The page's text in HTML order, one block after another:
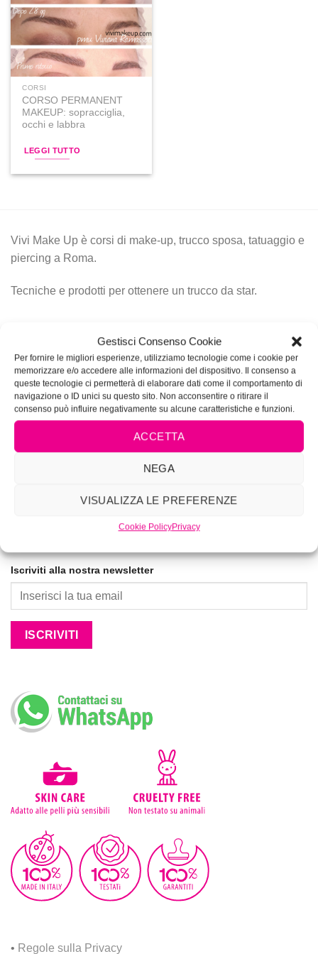
Gestisci Consenso Cookie
Per fornire le migliori esperienze, utilizziamo tecnologie come i cookie per
memorizzare e/o accedere alle informazioni del dispositivo. Il consenso a
queste tecnologie ci permetterà di elaborare dati come il comportamento di
navigazione o ID unici su questo sito. Non acconsentire o ritirare il
consenso può influire negativamente su alcune caratteristiche e funzioni.
ACCETTA
NEGA
VISUALIZZA LE PREFERENZE
Cookie PolicyPrivacy
alla lista
dei
desideri
CORSI
CORSO PERMANENT
MAKEUP: sopracciglia,
occhi e labbra
LEGGI TUTTO
Vivi Make Up è corsi di make-up, trucco sposa, tatuaggio e
piercing a Roma.
Tecniche e prodotti per ottenere un trucco da star.
VIVIMAKEUP ACADEMY
Corsi di tatuaggio e piercing autorizzati dalla Regione
Lazio Determinazione N.G04285
La prima Academy per lookmakers dal 1996
Iscriviti alla nostra newsletter
• Regole sulla Privacy